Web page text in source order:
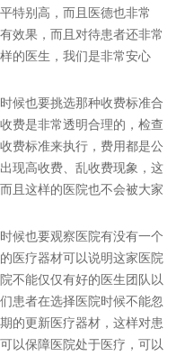
特别高，而且医德也非常
效果，而且对待患者还非常
的医生，我们是非常安心
也要挑选那种收费标准合
费是非常透明合理的，检查
费标准来执行，费用都是公
现高收费、乱收费现象，这
且这样的医院也不会被大家
也要观察医院有没有一个
医疗器材可以说明这家医院
不能仅仅有好的医生团队以
患者在选择医院时候不能忽
的更新医疗器材，这样对患
以保障医院处于医疗，可以